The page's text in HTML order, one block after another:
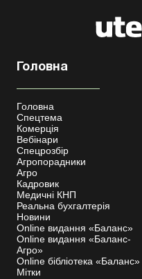
Головна
Головна
Спецтема
Комерція
Вебінари
Спецрозбір
Агропорадники
Агро
Кадровик
Медичні КНП
Реальна бухгалтерія
Новини
Online видання «Баланс»
Online видання «Баланс-
Агро»
Online бібліотека «Баланс»
Мітки